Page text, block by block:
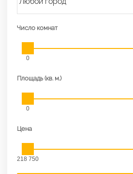
Число комнат
0
Площадь (кв. м.)
0
Цена
218 750